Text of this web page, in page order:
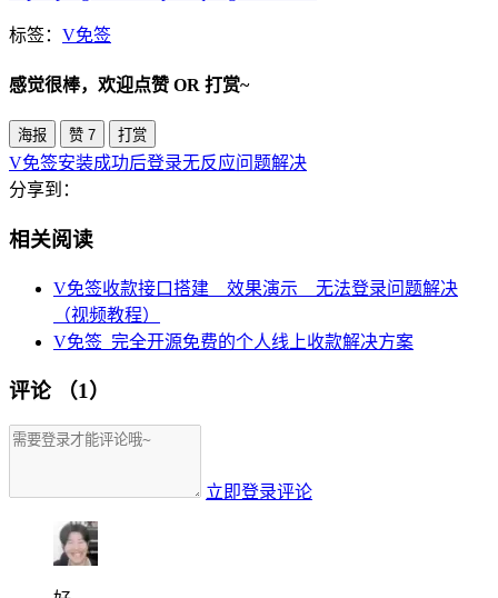
标签： V免签
感觉很棒，欢迎点赞 OR 打赏~
海报 赞 7 打赏
V免签安装成功后登录无反应问题解决
分享到：
相关阅读
V免签收款接口搭建__效果演示__无法登录问题解决
（视频教程）
V免签_完全开源免费的个人线上收款解决方案
评论 （1）
立即登录评论